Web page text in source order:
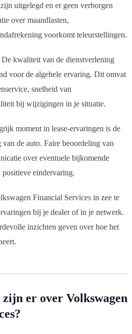
uitgelegd en er geen verborgen
over maandlasten,
voorkomt teleurstellingen.
De kwaliteit van de dienstverlening
voor de algehele ervaring. Dit omvat
snelheid van
bij wijzigingen in je situatie.
moment in lease-ervaringen is de
de auto. Faire beoordeling van
over eventuele bijkomende
eindervaring.
Financial Services in zee te
bij je dealer of in je netwerk.
inzichten geven over hoe het
er over Volkswagen